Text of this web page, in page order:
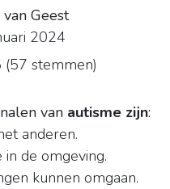
Geest
2024
(57 stemmen)
van autisme zijn:
anderen.
de omgeving.
kunnen omgaan.